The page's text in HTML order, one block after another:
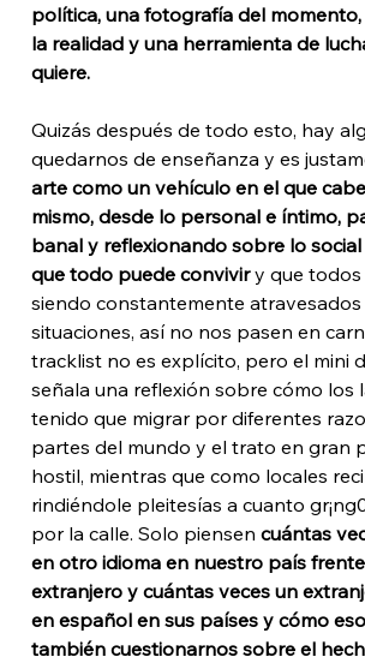
política, una fotografía del
la realidad y una herramienta de
quiere.
Quizás después de todo esto, hay
quedarnos de enseñanza y es
arte como un vehículo en el que
mismo, desde lo personal e íntimo,
banal y reflexionando sobre lo
que todo puede convivir y que todos
siendo constantemente
situaciones, así no nos pasen en
tracklist no es explícito, pero el mini
señala una reflexión sobre cómo los
tenido que migrar por diferentes
partes del mundo y el trato en gran
hostil, mientras que como locales
rindiéndole pleitesías a cuanto
por la calle. Solo piensen cuántas
en otro idioma en nuestro país
extranjero y cuántas veces un
en español en sus países y cómo
también cuestionarnos sobre el